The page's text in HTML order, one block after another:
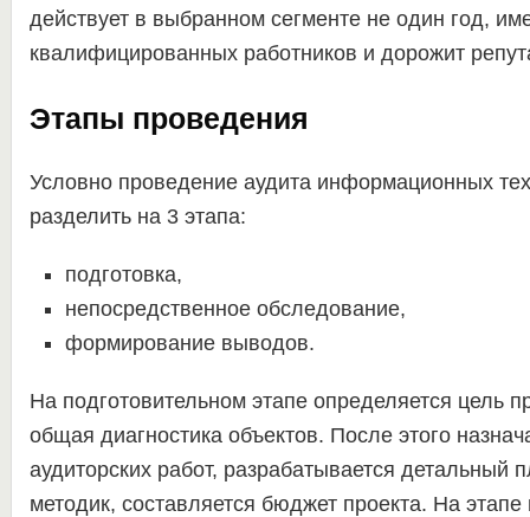
действует в выбранном сегменте не один год,
квалифицированных работников и дорожит
Этапы проведения
Условно проведение аудита информационных
разделить на 3 этапа:
подготовка,
непосредственное обследование,
формирование выводов.
На подготовительном этапе определяется цель
общая диагностика объектов. После этого
аудиторских работ, разрабатывается детальный
методик, составляется бюджет проекта. На